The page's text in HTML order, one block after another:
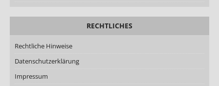
RECHTLICHES
Rechtliche Hinweise
Datenschutzerklärung
Impressum